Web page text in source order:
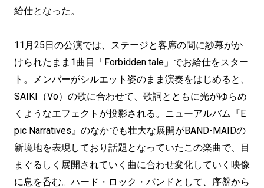
給仕となった。
11月25日の公演では、ステージと客席の間に紗幕がか
けられたまま1曲目「Forbidden tale」でお給仕をスター
ト。メンバーがシルエット姿のまま演奏をはじめると、
SAIKI（Vo）の歌に合わせて、歌詞とともに光がゆらめ
くようなエフェクトが投影される。ニューアルバム『E
pic Narratives』のなかでも壮大な展開がBAND-MAIDの
新境地を表現しており話題となっていたこの楽曲で、目
まぐるしく展開されていく曲に合わせ変化していく映像
に息を呑む。ハード・ロック・バンドとして、序盤から